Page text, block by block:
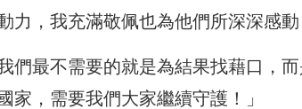
力，我充滿敬佩也為他們所深深感動
們最不需要的就是為結果找藉口，
家，需要我們大家繼續守護！」